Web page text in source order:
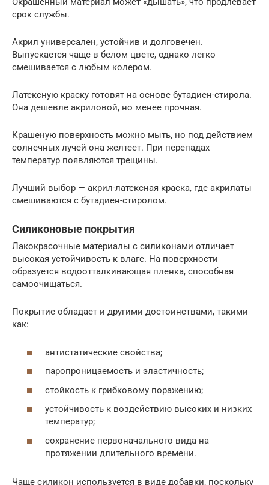
срок службы.
Акрил универсален, устойчив и долговечен.
Выпускается чаще в белом цвете, однако легко
смешивается с любым колером.
Латексную краску готовят на основе бутадиен-стирола.
Она дешевле акриловой, но менее прочная.
Крашеную поверхность можно мыть, но под действием
солнечных лучей она желтеет. При перепадах
температур появляются трещины.
Лучший выбор — акрил-латексная краска, где акрилаты
смешиваются с бутадиен-стиролом.
Силиконовые покрытия
Лакокрасочные материалы с силиконами отличает
высокая устойчивость к влаге. На поверхности
образуется водоотталкивающая пленка, способная
самоочищаться.
Покрытие обладает и другими достоинствами, такими
как:
антистатические свойства;
паропроницаемость и эластичность;
стойкость к грибковому поражению;
устойчивость к воздействию высоких и низких
температур;
сохранение первоначального вида на
протяжении длительного времени.
Чаще силикон используется в виде добавки, поскольку